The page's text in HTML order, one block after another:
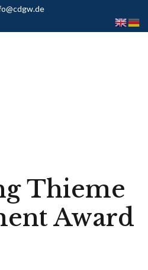
Thieme
Award